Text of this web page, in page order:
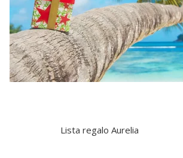
Lista regalo Aurelia